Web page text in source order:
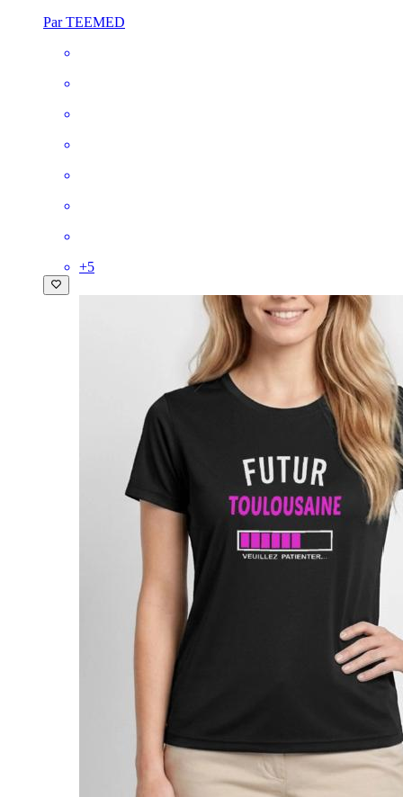
Par TEEMED
+5